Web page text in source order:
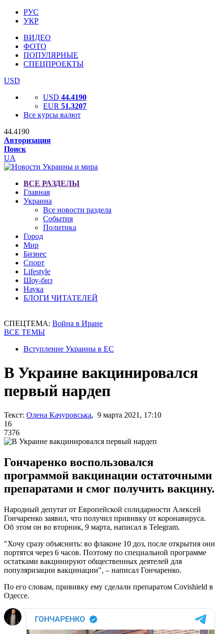
РУС
УКР
ВИДЕО
ФОТО
ПОПУЛЯРНЫЕ
СПЕЦПРОЕКТЫ
USD
USD 44.4190
EUR 51.3207
Все курсы валют
44.4190
Авторизация
Поиск
UA
ВСЕ РАЗДЕЛЫ
Главная
Украина
Все новости раздела
События
Политика
Город
Мир
Бизнес
Спорт
Lifestyle
Шоу-биз
Наука
БЛОГИ ЧИТАТЕЛЕЙ
СПЕЦТЕМА: Война в Иране
ВСЕ ТЕМЫ
Вступление Украины в ЕС
В Украине вакцинировался
первый нардеп
Текст: Олена Качуровська, 9 марта 2021, 17:10
16
7376
Гончаренко воспользовался
программой вакцинации остаточными
препаратами и смог получить вакцину.
Народный депутат от Европейской солидарности Алексей
Гончаренко заявил, что получил прививку от коронавируса.
Об этом он во вторник, 9 марта, написал в Telegram.
"Хочу сразу объяснить: во флаконе 10 доз, после открытия они
портятся через 6 часов. Поэтому по специальной программе
остатками вакцинируют общественных деятелей для
популяризации вакцинации", – написал Гончаренко.
По его словам, прививку ему сделали препаратом Covishield в
Одессе.